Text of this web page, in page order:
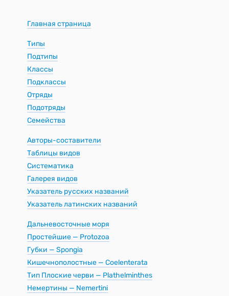
Главная страница
Типы
Подтипы
Классы
Подклассы
Отряды
Подотряды
Семейства
Авторы-составители
Таблицы видов
Систематика
Галерея видов
Указатель русских названий
Указатель латинских названий
Дальневосточные моря
Простейшие — Protozoa
Губки — Spongia
Кишечнополостные — Coelenterata
Тип Плоские черви — Plathelminthes
Немертины — Nemertini